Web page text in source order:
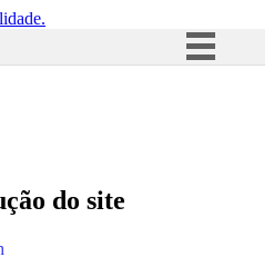
Acesso à informação
do site